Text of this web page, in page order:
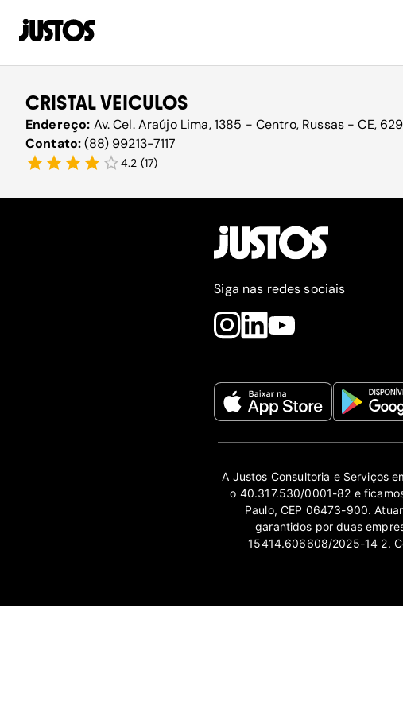
CRISTAL VEICULOS
Endereço: Av. Cel. Araújo Lima, 1385 - Centro, Russas - CE,
Contato:(88) 99213-7117
4.2 (17)
Siga nas redes sociais
A Justos Consultoria e Serviços
o 40.317.530/0001-82 e
Paulo, CEP 06473-900.
garantidos por duas
15414.606608/2025-14 2.